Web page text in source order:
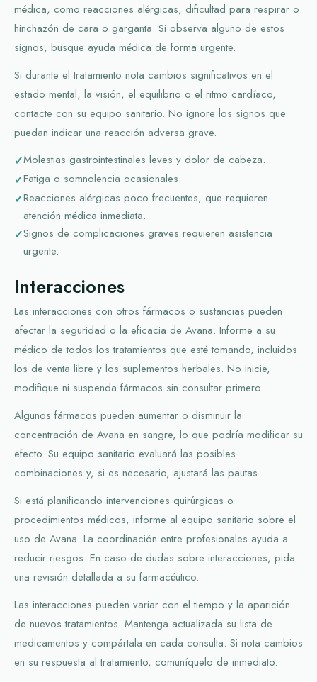
médica, como reacciones alérgicas, dificultad para respirar o
hinchazón de cara o garganta. Si observa alguno de estos
signos, busque ayuda médica de forma urgente.
Si durante el tratamiento nota cambios significativos en el
estado mental, la visión, el equilibrio o el ritmo cardíaco,
contacte con su equipo sanitario. No ignore los signos que
puedan indicar una reacción adversa grave.
Molestias gastrointestinales leves y dolor de cabeza.
Fatiga o somnolencia ocasionales.
Reacciones alérgicas poco frecuentes, que requieren
atención médica inmediata.
Signos de complicaciones graves requieren asistencia
urgente.
Interacciones
Las interacciones con otros fármacos o sustancias pueden
afectar la seguridad o la eficacia de Avana. Informe a su
médico de todos los tratamientos que esté tomando, incluidos
los de venta libre y los suplementos herbales. No inicie,
modifique ni suspenda fármacos sin consultar primero.
Algunos fármacos pueden aumentar o disminuir la
concentración de Avana en sangre, lo que podría modificar su
efecto. Su equipo sanitario evaluará las posibles
combinaciones y, si es necesario, ajustará las pautas.
Si está planificando intervenciones quirúrgicas o
procedimientos médicos, informe al equipo sanitario sobre el
uso de Avana. La coordinación entre profesionales ayuda a
reducir riesgos. En caso de dudas sobre interacciones, pida
una revisión detallada a su farmacéutico.
Las interacciones pueden variar con el tiempo y la aparición
de nuevos tratamientos. Mantenga actualizada su lista de
medicamentos y compártala en cada consulta. Si nota cambios
en su respuesta al tratamiento, comuníquelo de inmediato.